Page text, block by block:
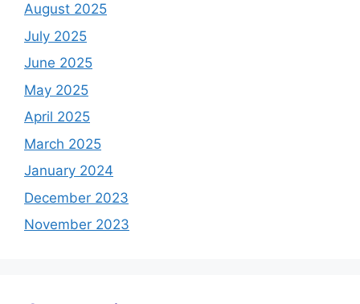
August 2025
July 2025
June 2025
May 2025
April 2025
March 2025
January 2024
December 2023
November 2023